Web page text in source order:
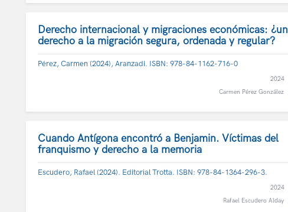
Derecho internacional y migraciones económicas: ¿un
derecho a la migración segura, ordenada y regular?
Pérez, Carmen (2024), Aranzadi. ISBN: 978-84-1162-716-0
2024
Carmen Pérez González
Cuando Antígona encontró a Benjamin. Víctimas del
franquismo y derecho a la memoria
Escudero, Rafael (2024). Editorial Trotta. ISBN: 978-84-1364-296-3.
2024
Rafael Escudero Alday